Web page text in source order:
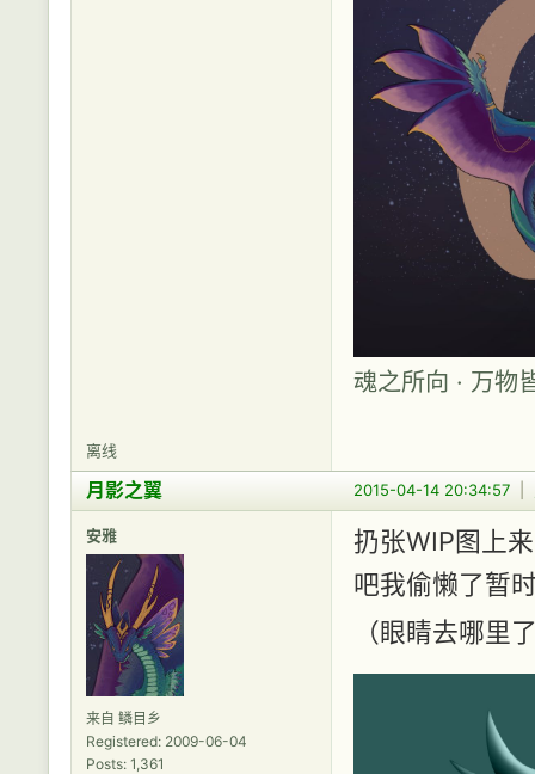
魂之所向 · 万物
离线
2015-04-14 20:34:57
月影之翼
安雅
来自 鳞目乡
Registered: 2009-06-04
Posts: 1,361
扔张WIP图上
吧我偷懒了暂
（眼睛去哪里